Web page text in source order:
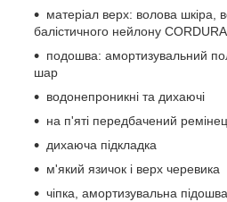
матеріал верх: волова шкіра,
балістичного нейлону CORDURA
подошва: амортизувальний
шар
водонепроникні та дихаючі
на п'яті передбачений
дихаюча підкладка
м'який язичок і верх черевика
чіпка, амортизувальна підошва